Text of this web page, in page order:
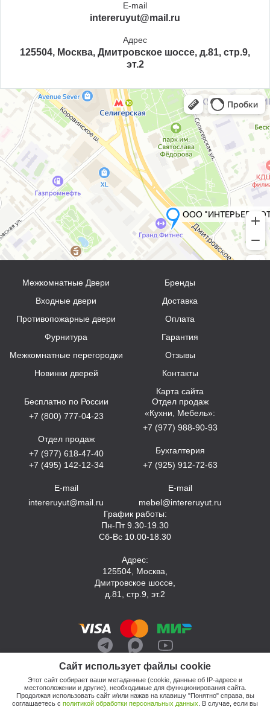
E-mail
intereruyut@mail.ru
Адрес
125504, Москва, Дмитровское шоссе, д.81, стр.9,
эт.2
Сайт использует файлы cookie
Этот сайт собирает ваши метаданные (cookie, данные об IP-адресе и
местоположении и другие), необходимые для функционирования сайта.
Продолжая использовать сайт и/или нажав на клавишу "Понятно" справа, вы
соглашаетесь с политикой обработки персональных данных . В случае, если вы
Межкомнатные Двери
Входные двери
Противопожарные двери
Фурнитура
Межкомнатные перегородки
Новинки дверей
Бренды
Доставка
Оплата
Гарантия
Отзывы
Контакты
Карта сайта
Бесплатно по России
+7 (800) 777-04-23
Отдел продаж
+7 (977) 618-47-40
+7 (495) 142-12-34
E-mail
intereruyut@mail.ru
Отдел продаж
«Кухни, Мебель»:
+7 (977) 988-90-93
Бухгалтерия
+7 (925) 912-72-63
E-mail
mebel@intereruyut.ru
График работы:
Пн-Пт 9.30-19.30
Сб-Вс 10.00-18.30
Адрес:
125504, Москва,
Дмитровское шоссе,
д.81, стр.9, эт.2